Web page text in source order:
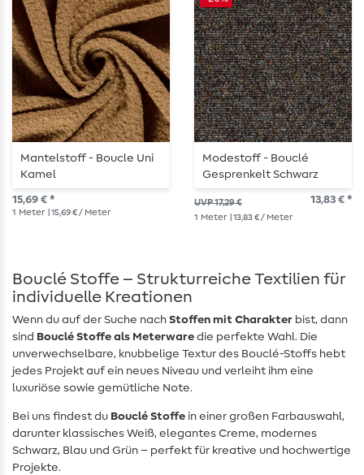
Mantelstoff - Boucle Uni
Kamel
15,69 € *
1 Meter | 15,69 € / Meter
Modestoff - Bouclé
Gesprenkelt Schwarz
UVP 17,29 € 13,83 € *
1 Meter | 13,83 € / Meter
Bouclé Stoffe – Strukturreiche Textilien für
individuelle Kreationen
Wenn du auf der Suche nach Stoffen mit Charakter bist, dann
sind Bouclé Stoffe als Meterware die perfekte Wahl. Die
unverwechselbare, knubbelige Textur des Bouclé-Stoffs hebt
jedes Projekt auf ein neues Niveau und verleiht ihm eine
luxuriöse sowie gemütliche Note.
Bei uns findest du Bouclé Stoffe in einer großen Farbauswahl,
darunter klassisches Weiß, elegantes Creme, modernes
Schwarz, Blau und Grün – perfekt für kreative und hochwertige
Projekte.